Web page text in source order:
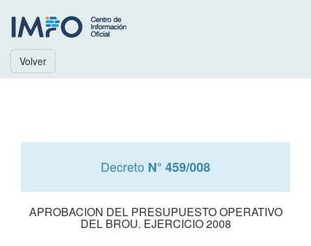
Volver
Decreto N° 459/008
APROBACION DEL PRESUPUESTO OPERATIVO
DEL BROU. EJERCICIO 2008